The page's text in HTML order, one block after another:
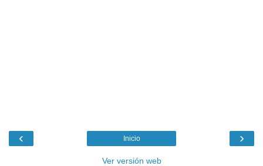
‹ ›
Inicio
Ver versión web